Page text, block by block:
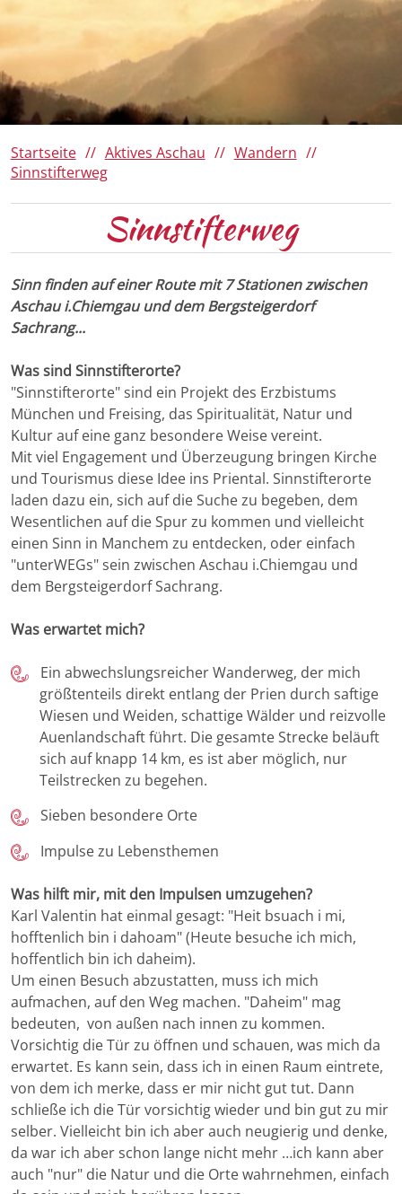
Startseite Aktives Aschau
Wandern
Sinnstifterweg
Sinnstifterweg
Sinn finden auf einer Route mit 7 Stationen zwischen
Aschau i.Chiemgau und dem Bergsteigerdorf
Sachrang...
Was sind Sinnstifterorte?
"Sinnstifterorte" sind ein Projekt des Erzbistums
München und Freising, das Spiritualität, Natur und
Kultur auf eine ganz besondere Weise vereint.
Mit viel Engagement und Überzeugung bringen Kirche
und Tourismus diese Idee ins Priental. Sinnstifterorte
laden dazu ein, sich auf die Suche zu begeben, dem
Wesentlichen auf die Spur zu kommen und vielleicht
einen Sinn in Manchem zu entdecken, oder einfach
"unterWEGs" sein zwischen Aschau i.Chiemgau und
dem Bergsteigerdorf Sachrang.
Was erwartet mich?
Ein abwechslungsreicher Wanderweg, der mich
größtenteils direkt entlang der Prien durch saftige
Wiesen und Weiden, schattige Wälder und reizvolle
Auenlandschaft führt. Die gesamte Strecke beläuft
sich auf knapp 14 km, es ist aber möglich, nur
Teilstrecken zu begehen.
Sieben besondere Orte
Impulse zu Lebensthemen
Was hilft mir, mit den Impulsen umzugehen?
Karl Valentin hat einmal gesagt: "Heit bsuach i mi,
hofftenlich bin i dahoam" (Heute besuche ich mich,
hoffentlich bin ich daheim).
Um einen Besuch abzustatten, muss ich mich
aufmachen, auf den Weg machen. "Daheim" mag
bedeuten, von außen nach innen zu kommen.
Vorsichtig die Tür zu öffnen und schauen, was mich da
erwartet. Es kann sein, dass ich in einen Raum eintrete,
von dem ich merke, dass er mir nicht gut tut. Dann
schließe ich die Tür vorsichtig wieder und bin gut zu mir
selber. Vielleicht bin ich aber auch neugierig und denke,
da war ich aber schon lange nicht mehr …ich kann aber
auch "nur" die Natur und die Orte wahrnehmen, einfach
150 Jahre Familie von Cramer-
Klett
Ausflugsziele
Winter
Panoramen 360°
Barrierefreies Aschau